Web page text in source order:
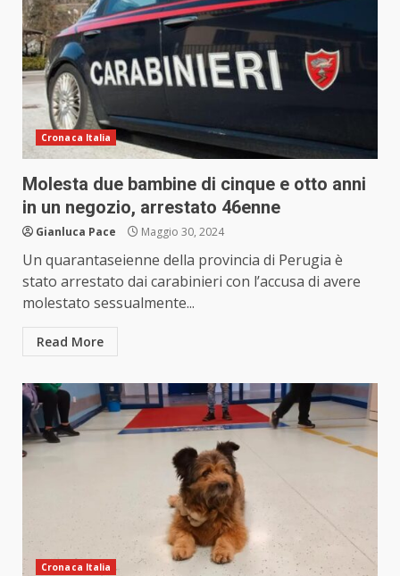
Cronaca Italia
Molesta due bambine di cinque e otto anni
in un negozio, arrestato 46enne
Gianluca Pace Maggio 30, 2024
Un quarantaseienne della provincia di Perugia è
stato arrestato dai carabinieri con l’accusa di avere
molestato sessualmente...
Read More
Cronaca Italia